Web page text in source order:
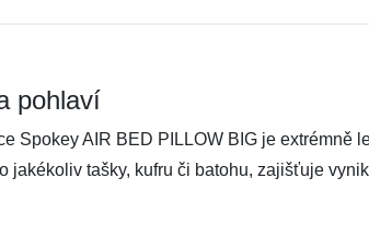
pohlaví
Spokey AIR BED PILLOW BIG je
jakékoliv tašky, kufru či batohu, zajišťuje